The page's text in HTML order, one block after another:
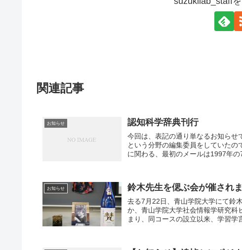
関連記事
お知らせ 認知科学辞典刊行
今回は、表記の通り単なるお知らせ
という分野の編集委員をしていた
に関わる、最初のメールは1997年
お知らせ 鈴木先生を偲ぶ会が催され
去る7月22日、青山学院大学にて鈴
か、青山学院大学社会情報学研究
まり、同コースの設立以来、学習